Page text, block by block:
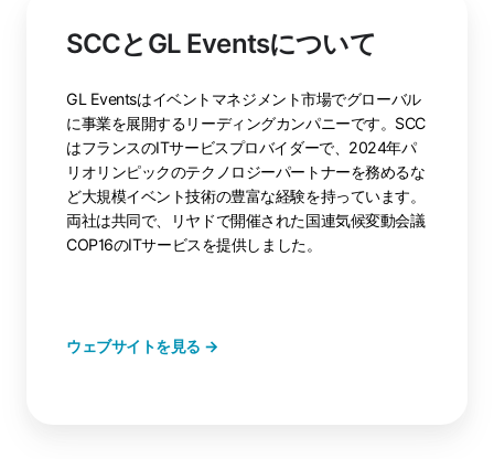
SCCとGL Eventsについて
GL Eventsはイベントマネジメント市場でグローバル
に事業を展開するリーディングカンパニーです。SCC
はフランスのITサービスプロバイダーで、2024年パ
リオリンピックのテクノロジーパートナーを務めるな
ど大規模イベント技術の豊富な経験を持っています。
両社は共同で、リヤドで開催された国連気候変動会議
COP16のITサービスを提供しました。
ウェブサイトを見る →